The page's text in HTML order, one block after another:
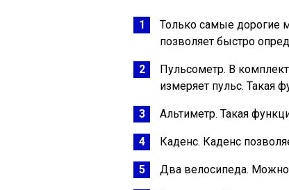
Только самые дорогие
позволяет быстро
Пульсометр. В
измеряет пульс. Такая
Альтиметр. Такая
Каденс. Каденс
Два велосипеда. Можно